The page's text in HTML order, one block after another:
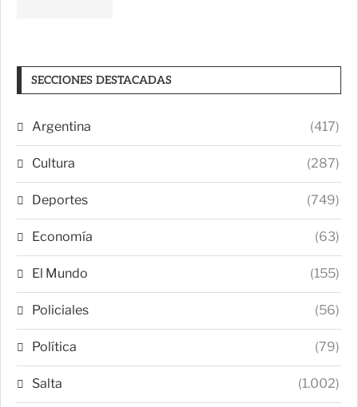
SECCIONES DESTACADAS
Argentina (417)
Cultura (287)
Deportes (749)
Economía (63)
El Mundo (155)
Policiales (56)
Política (79)
Salta (1.002)